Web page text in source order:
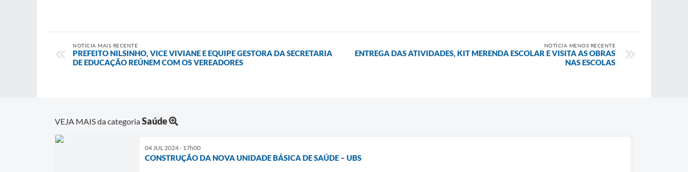
NOTÍCIA MAIS RECENTE
PREFEITO NILSINHO, VICE VIVIANE E EQUIPE GESTORA DA SECRETARIA
DE EDUCAÇÃO REÚNEM COM OS VEREADORES
NOTÍCIA MENOS RECENTE
ENTREGA DAS ATIVIDADES, KIT MERENDA ESCOLAR E VISITA AS OBRAS
NAS ESCOLAS
VEJA MAIS da categoriaSaúde
04 JUL 2024 - 17h00
CONSTRUÇÃO DA NOVA UNIDADE BÁSICA DE SAÚDE – UBS